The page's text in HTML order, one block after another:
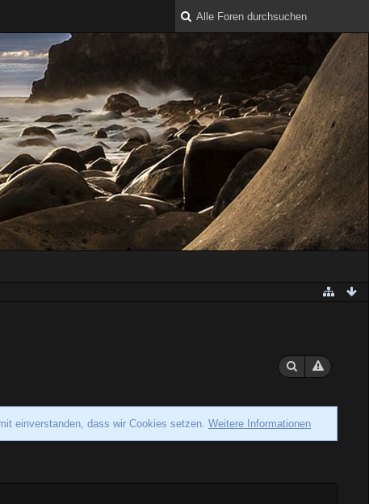
einverstanden, dass wir Cookies setzen. Weitere Informationen